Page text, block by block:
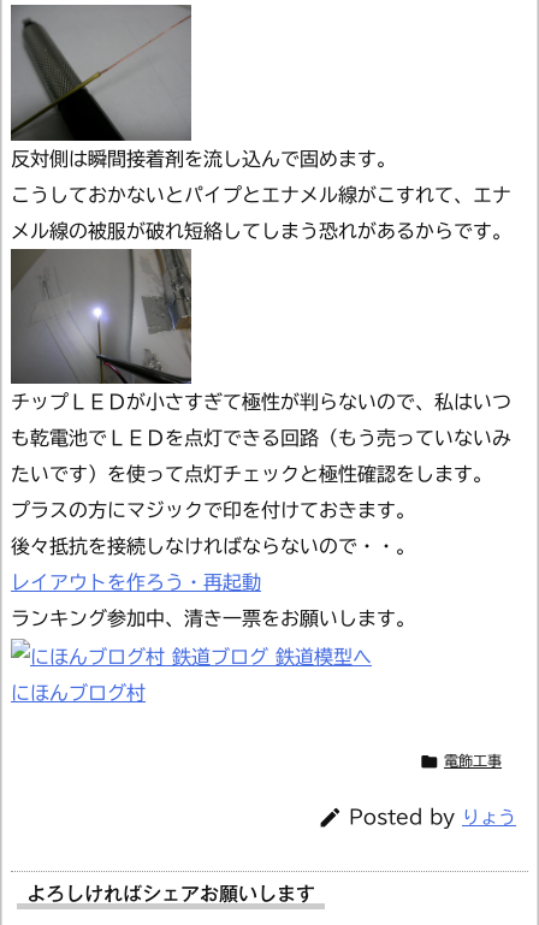
反対側は瞬間接着剤を流し込んで固めます。
こうしておかないとパイプとエナメル線がこすれて、エナ
メル線の被服が破れ短絡してしまう恐れがあるからです。
チップＬＥＤが小さすぎて極性が判らないので、私はいつ
も乾電池でＬＥＤを点灯できる回路（もう売っていないみ
たいです）を使って点灯チェックと極性確認をします。
プラスの方にマジックで印を付けておきます。
後々抵抗を接続しなければならないので・・。
レイアウトを作ろう・再起動
ランキング参加中、清き一票をお願いします。
にほんブログ村
 電飾工事
 Posted by りょう
よろしければシェアお願いします